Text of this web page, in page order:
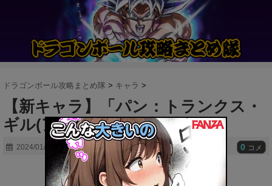
ドラゴンボール攻略まとめ隊 > キャラ >
【新キャラ】「パン：トランクス・
ギル(アシスト)」が参戦！！
2024/01/17 0 コメ